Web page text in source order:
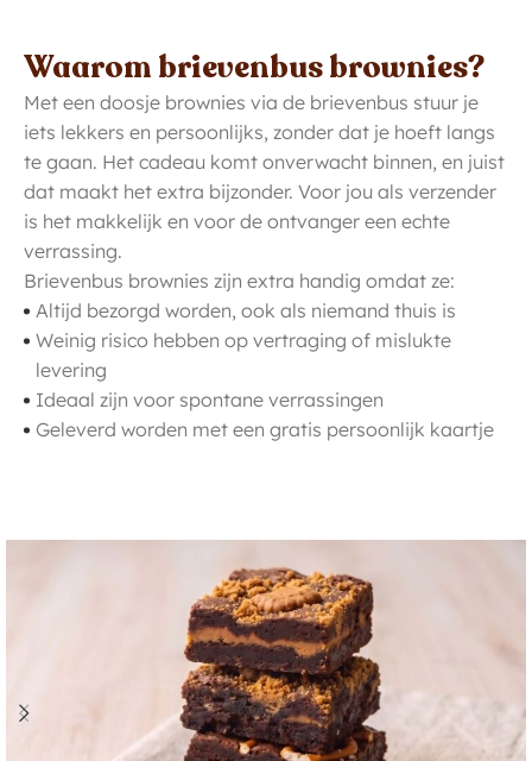
Waarom brievenbus brownies?
Met een doosje brownies via de brievenbus stuur je
iets lekkers en persoonlijks, zonder dat je hoeft langs
te gaan. Het cadeau komt onverwacht binnen, en juist
dat maakt het extra bijzonder. Voor jou als verzender
is het makkelijk en voor de ontvanger een echte
verrassing.
Brievenbus brownies zijn extra handig omdat ze:
Altijd bezorgd worden, ook als niemand thuis is
Weinig risico hebben op vertraging of mislukte
levering
Ideaal zijn voor spontane verrassingen
Geleverd worden met een gratis persoonlijk kaartje